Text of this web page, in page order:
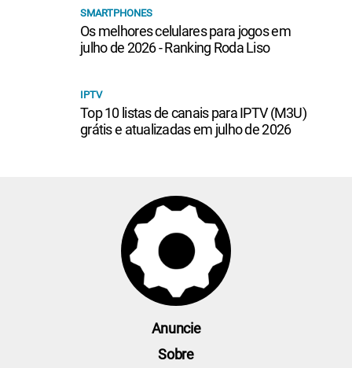
SMARTPHONES
Os melhores celulares para jogos em
julho de 2026 - Ranking Roda Liso
IPTV
Top 10 listas de canais para IPTV (M3U)
grátis e atualizadas em julho de 2026
Anuncie
Sobre